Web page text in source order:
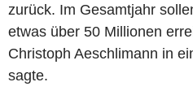
zurück. Im Gesamtjahr
etwas über 50 Millionen
Christoph Aeschlimann in
sagte.